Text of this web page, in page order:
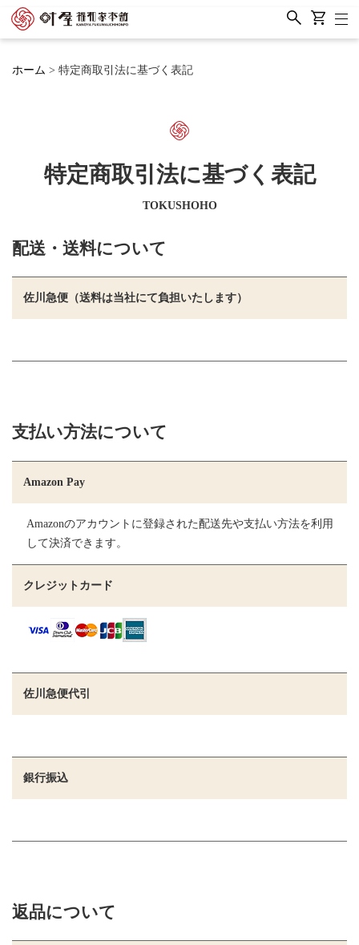
ホーム 特定商取引法に基づく表記
特定商取引法に基づく表記
TOKUSHOHO
配送・送料について
佐川急便（送料は当社にて負担いたします）
支払い方法について
Amazon Pay
Amazonのアカウントに登録された配送先や支払い方法を利用
して決済できます。
クレジットカード
佐川急便代引
銀行振込
返品について